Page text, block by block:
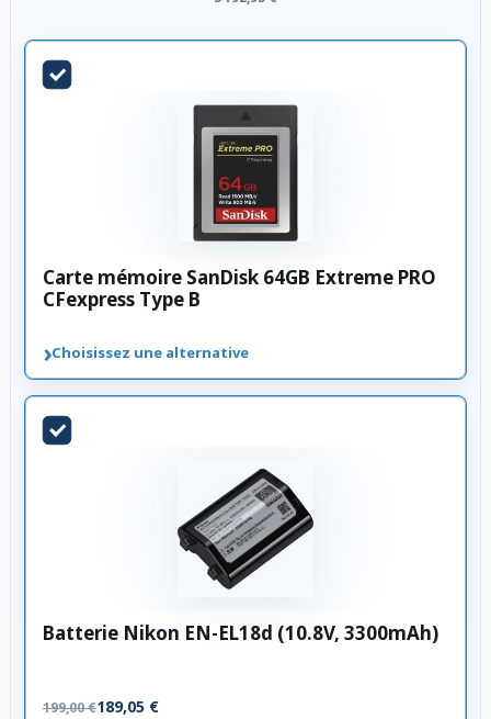
Carte mémoire SanDisk 64GB Extreme PRO
CFexpress Type B
›Choisissez une alternative
Batterie Nikon EN-EL18d (10.8V, 3300mAh)
199,00 €189,05 €